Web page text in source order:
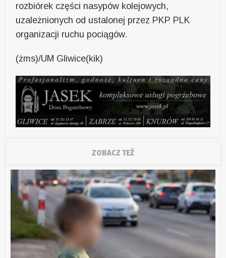
rozbiórek części nasypów kolejowych,
uzależnionych od ustalonej przez PKP PLK
organizacji ruchu pociągów.
(żms)/UM Gliwice(kik)
ZOBACZ TEŻ